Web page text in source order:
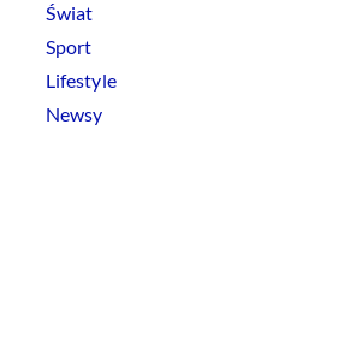
Świat
Sport
Lifestyle
Newsy